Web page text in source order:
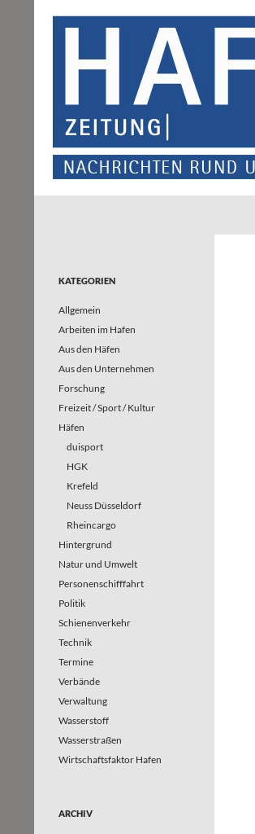
KATEGORIEN
Allgemein
Arbeiten im Hafen
Aus den Häfen
Aus den Unternehmen
Forschung
Freizeit / Sport / Kultur
Häfen
duisport
HGK
Krefeld
Neuss Düsseldorf
Rheincargo
Hintergrund
Natur und Umwelt
Personenschifffahrt
Politik
Schienenverkehr
Technik
Termine
Verbände
Verwaltung
Wasserstoff
Wasserstraßen
Wirtschaftsfaktor Hafen
ARCHIV